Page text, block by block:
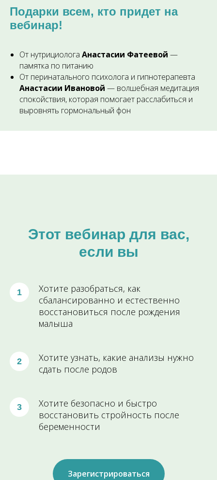
Подарки всем, кто придет на
вебинар!
От нутрициолога Анастасии Фатеевой —
памятка по питанию
От перинатального психолога и гипнотерапевта
Анастасии Ивановой — волшебная медитация
спокойствия, которая помогает расслабиться и
выровнять гормональный фон
Этот вебинар для вас,
если вы
Хотите разобраться, как
сбалансированно и естественно
восстановиться после рождения
малыша
Хотите узнать, какие анализы нужно
сдать после родов
Хотите безопасно и быстро
восстановить стройность после
беременности
Зарегистрироваться